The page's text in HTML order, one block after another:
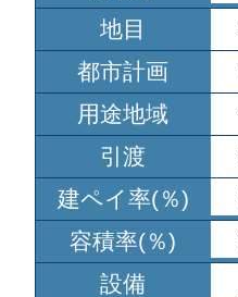
地目
都市計画
用途地域
引渡
建ペイ率(％)
容積率(％)
設備